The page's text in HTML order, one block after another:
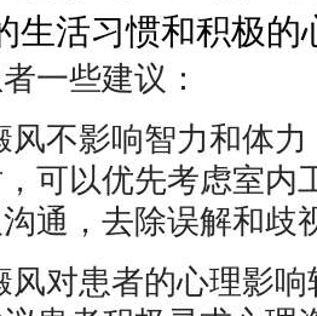
生活习惯和积极的
一些建议：
风不影响智力和体
可以优先考虑室内
通，去除误解和歧
风对患者的心理影